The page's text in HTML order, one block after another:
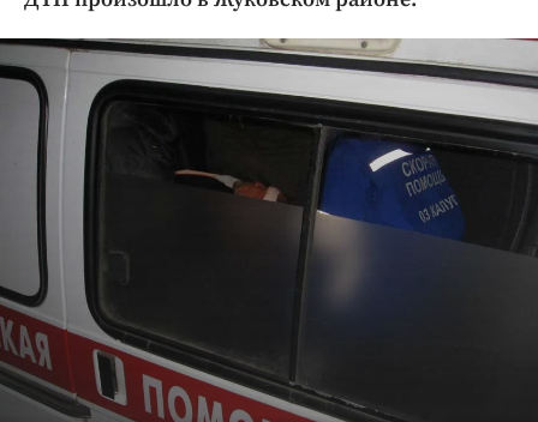
Криминал
Культура
Недвижимость и ЖКХ
Образование
Общество
Погода
Спорт
Экономика и бизнес
ПРОЕКТЫ